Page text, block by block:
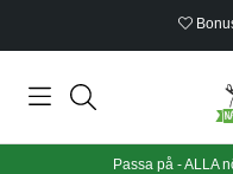
Passa på - ALLA